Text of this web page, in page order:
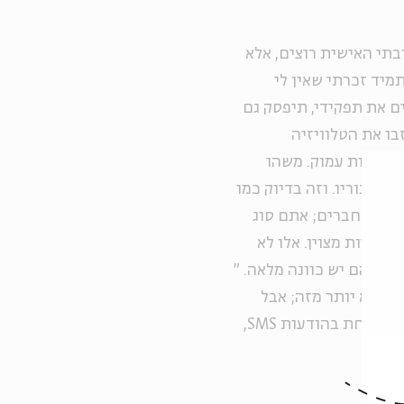
האישית רוצים, אלא
זכרתי שאין לי
את תפקידי, תיפסק גם
את הטלוויזיה
זהות עמוק. משהו
וזה בדיוק כמו
חברים; אתם סוג
לחיות מצוין. אלו לא
שלהם יש כוונה מלאה. "
לא יותר מזה; אבל
בעידן הנוכחי, שבו מערכות יחסים מתחילות ומסתיימות לא אחת בהודעות SMS,